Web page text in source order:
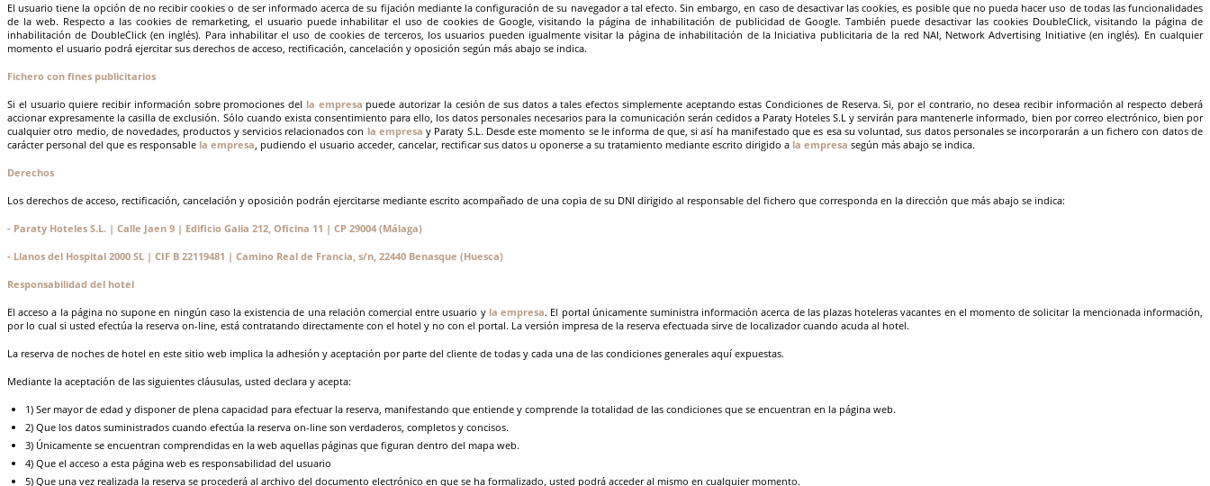
El usuario tiene la opción de no recibir cookies o de ser informado acerca de su fijación mediante la configuración de su navegador a tal efecto. Sin embargo, en caso de desactivar las cookies, es posible que no pueda hacer uso de todas las funcionalidades
de la web. Respecto a las cookies de remarketing, el usuario puede inhabilitar el uso de cookies de Google, visitando la página de inhabilitación de publicidad de Google. También puede desactivar las cookies DoubleClick, visitando la página de
inhabilitación de DoubleClick (en inglés). Para inhabilitar el uso de cookies de terceros, los usuarios pueden igualmente visitar la página de inhabilitación de la Iniciativa publicitaria de la red NAI, Network Advertising Initiative (en inglés). En cualquier
momento el usuario podrá ejercitar sus derechos de acceso, rectificación, cancelación y oposición según más abajo se indica.
Fichero con fines publicitarios
Si el usuario quiere recibir información sobre promociones del la empresa puede autorizar la cesión de sus datos a tales efectos simplemente aceptando estas Condiciones de Reserva. Si, por el contrario, no desea recibir información al respecto deberá
accionar expresamente la casilla de exclusión. Sólo cuando exista consentimiento para ello, los datos personales necesarios para la comunicación serán cedidos a Paraty Hoteles S.L y servirán para mantenerle informado, bien por correo electrónico, bien por
cualquier otro medio, de novedades, productos y servicios relacionados con la empresa y Paraty S.L. Desde este momento se le informa de que, si así ha manifestado que es esa su voluntad, sus datos personales se incorporarán a un fichero con datos de
carácter personal del que es responsable la empresa, pudiendo el usuario acceder, cancelar, rectificar sus datos u oponerse a su tratamiento mediante escrito dirigido a la empresa según más abajo se indica.
Derechos
Los derechos de acceso, rectificación, cancelación y oposición podrán ejercitarse mediante escrito acompañado de una copia de su DNI dirigido al responsable del fichero que corresponda en la dirección que más abajo se indica:
- Paraty Hoteles S.L. | Calle Jaen 9 | Edificio Galia 212, Oficina 11 | CP 29004 (Málaga)
- Llanos del Hospital 2000 SL | CIF B 22119481 | Camino Real de Francia, s/n, 22440 Benasque (Huesca)
Responsabilidad del hotel
El acceso a la página no supone en ningún caso la existencia de una relación comercial entre usuario y la empresa. El portal únicamente suministra información acerca de las plazas hoteleras vacantes en el momento de solicitar la mencionada información,
por lo cual si usted efectúa la reserva on-line, está contratando directamente con el hotel y no con el portal. La versión impresa de la reserva efectuada sirve de localizador cuando acuda al hotel.
La reserva de noches de hotel en este sitio web implica la adhesión y aceptación por parte del cliente de todas y cada una de las condiciones generales aquí expuestas.
Mediante la aceptación de las siguientes cláusulas, usted declara y acepta:
1) Ser mayor de edad y disponer de plena capacidad para efectuar la reserva, manifestando que entiende y comprende la totalidad de las condiciones que se encuentran en la página web.
2) Que los datos suministrados cuando efectúa la reserva on-line son verdaderos, completos y concisos.
3) Únicamente se encuentran comprendidas en la web aquellas páginas que figuran dentro del mapa web.
4) Que el acceso a esta página web es responsabilidad del usuario
5) Que una vez realizada la reserva se procederá al archivo del documento electrónico en que se ha formalizado, usted podrá acceder al mismo en cualquier momento.